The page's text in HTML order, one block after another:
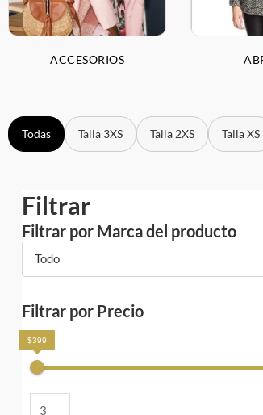
ACCESORIOS
Todas Talla 3XS Talla 2XS Talla XS
Filtrar
Filtrar por Marca del producto
Todo
Filtrar por Precio
$399